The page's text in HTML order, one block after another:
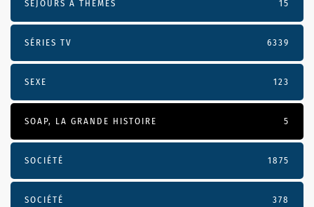
SÉJOURS À THÈMES 15
SÉRIES TV 6339
SEXE 123
SOAP, LA GRANDE HISTOIRE 5
SOCIÉTÉ 1875
SOCIÉTÉ 378